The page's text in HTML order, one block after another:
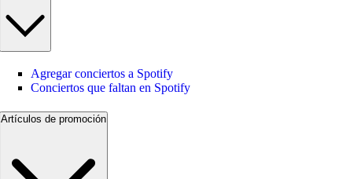
Agregar conciertos a Spotify
Conciertos que faltan en Spotify
Artículos de promoción